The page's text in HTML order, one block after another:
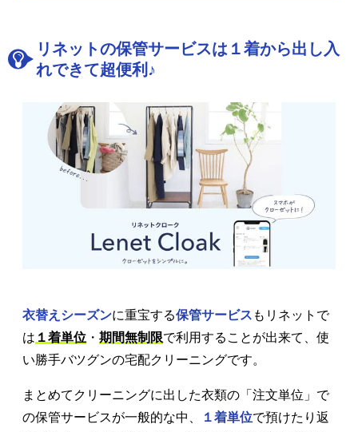
リネットの保管サービスは１着から出し入
れできて超便利♪
衣替えシーズンに重宝する保管サービス もリネットで
は １着単位 ・ 期間無制限で利用することが出来て、使
い勝手バツグンの宅配クリーニングです。
まとめてクリーニングに出した衣類の「注文単位」で
の保管サービスが一般的な中、
１着単位で預けたり返